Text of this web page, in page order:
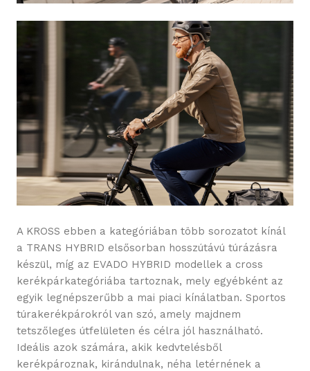
A KROSS ebben a kategóriában több sorozatot kínál
a TRANS HYBRID elsősorban hosszútávú túrázásra
készül, míg az EVADO HYBRID modellek a cross
kerékpárkategóriába tartoznak, mely egyébként az
egyik legnépszerűbb a mai piaci kínálatban. Sportos
túrakerékpárokról van szó, amely majdnem
tetszőleges útfelületen és célra jól használható.
Ideális azok számára, akik kedvtelésből
kerékpároznak, kirándulnak, néha letérnének a